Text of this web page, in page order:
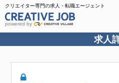
クリエイター専門の求人・転職エージェント
powered by
求人